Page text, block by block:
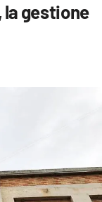
la gestione